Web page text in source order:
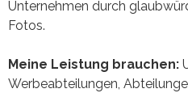
Unternehmen durch
Fotos.
Meine Leistung brauchen:
Werbeabteilungen,